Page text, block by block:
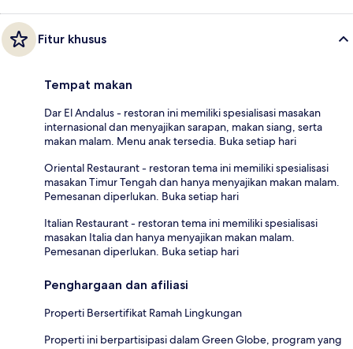
Fitur khusus
Tempat makan
Dar El Andalus - restoran ini memiliki spesialisasi masakan
internasional dan menyajikan sarapan, makan siang, serta
makan malam. Menu anak tersedia. Buka setiap hari
Oriental Restaurant - restoran tema ini memiliki spesialisasi
masakan Timur Tengah dan hanya menyajikan makan malam.
Pemesanan diperlukan. Buka setiap hari
Italian Restaurant - restoran tema ini memiliki spesialisasi
masakan Italia dan hanya menyajikan makan malam.
Pemesanan diperlukan. Buka setiap hari
Penghargaan dan afiliasi
Properti Bersertifikat Ramah Lingkungan
Properti ini berpartisipasi dalam Green Globe, program yang